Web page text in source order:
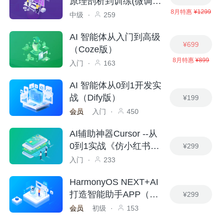
落地实战
中级 · 259 8月特惠 ¥1299
AI 智能体从入门到高级
（Coze版）
入门 · 163
¥699
8月特惠 ¥899
AI 智能体从0到1开发实
战（Dify版）
会员 入门 · 450
¥199
AI辅助神器Cursor --从
0到1实战《仿小红书小
程序》
入门 · 233
¥299
HarmonyOS NEXT+AI
打造智能助手APP（适
配DeepSeek）
会员 初级 · 153
¥299